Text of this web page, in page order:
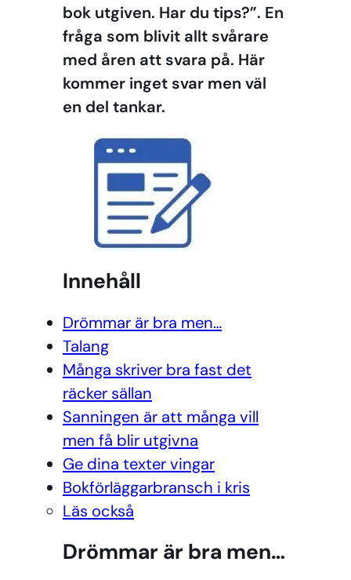
bok utgiven. Har du tips?”. En
fråga som blivit allt svårare
med åren att svara på. Här
kommer inget svar men väl
en del tankar.
Innehåll
Drömmar är bra men…
Talang
Många skriver bra fast det
räcker sällan
Sanningen är att många vill
men få blir utgivna
Ge dina texter vingar
Bokförläggarbransch i kris
Läs också
Drömmar är bra men…